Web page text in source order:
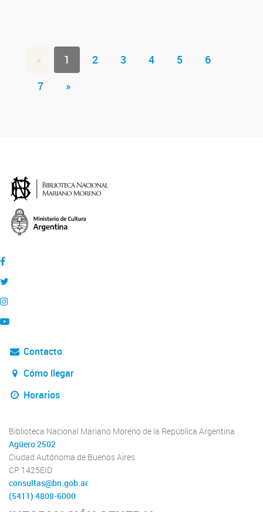
« 1 2 3 4 5
6
7
»
Contacto
Cómo llegar
Horarios
Biblioteca Nacional Mariano Moreno de la República Argentina
Agüero 2502
Ciudad Autónoma de Buenos Aires
CP 1425EID
consultas@bn.gob.ar
(5411) 4808-6000